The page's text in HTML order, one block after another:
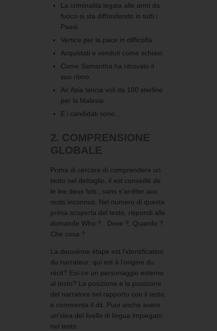
La criminalità legata alle armi da
fuoco si sta diffondendo in tutti i
Paesi.
Vertice per la pace in difficoltà.
Acquistati e venduti come schiavi.
Come Samantha ha ritrovato il
suo ritmo.
Air Asia lancia voli da 100 sterline
per la Malesia.
E i candidati sono…
2. COMPRENSIONE
GLOBALE
Prima di cercare di comprendere un
testo nel dettaglio, il est conseillé de
le lire deux fois , sans s'arrêter aux
mots inconnus. Nel numero di questa
prima scoperta del testo, rispondi alle
domande Who ? . Dove ?. Quando ?.
Che cosa ?
La deuxième étape est l'identification
du narrateur: qui est à l'origine du
récit? Est-ce un personaggio esterno
al testo? La posizione e la posizione
del narratore nel rapporto con il testo,
e commenta il dit. Puoi anche avere
un'idea del livello di lingua impiegato
nel testo.